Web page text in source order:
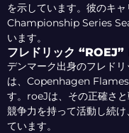
を示しています。彼のキ
Championship Series
います。
フレドリック “ROEJ”
デンマーク出身のフレド
は、Copenhagen Flames
す。roeJは、その正確さと
競争力を持って活動し続
ています。